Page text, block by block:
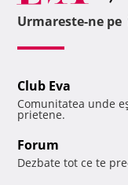
Urmareste-ne pe
Club Eva
Comunitatea unde
prietene.
Forum
Dezbate tot ce te